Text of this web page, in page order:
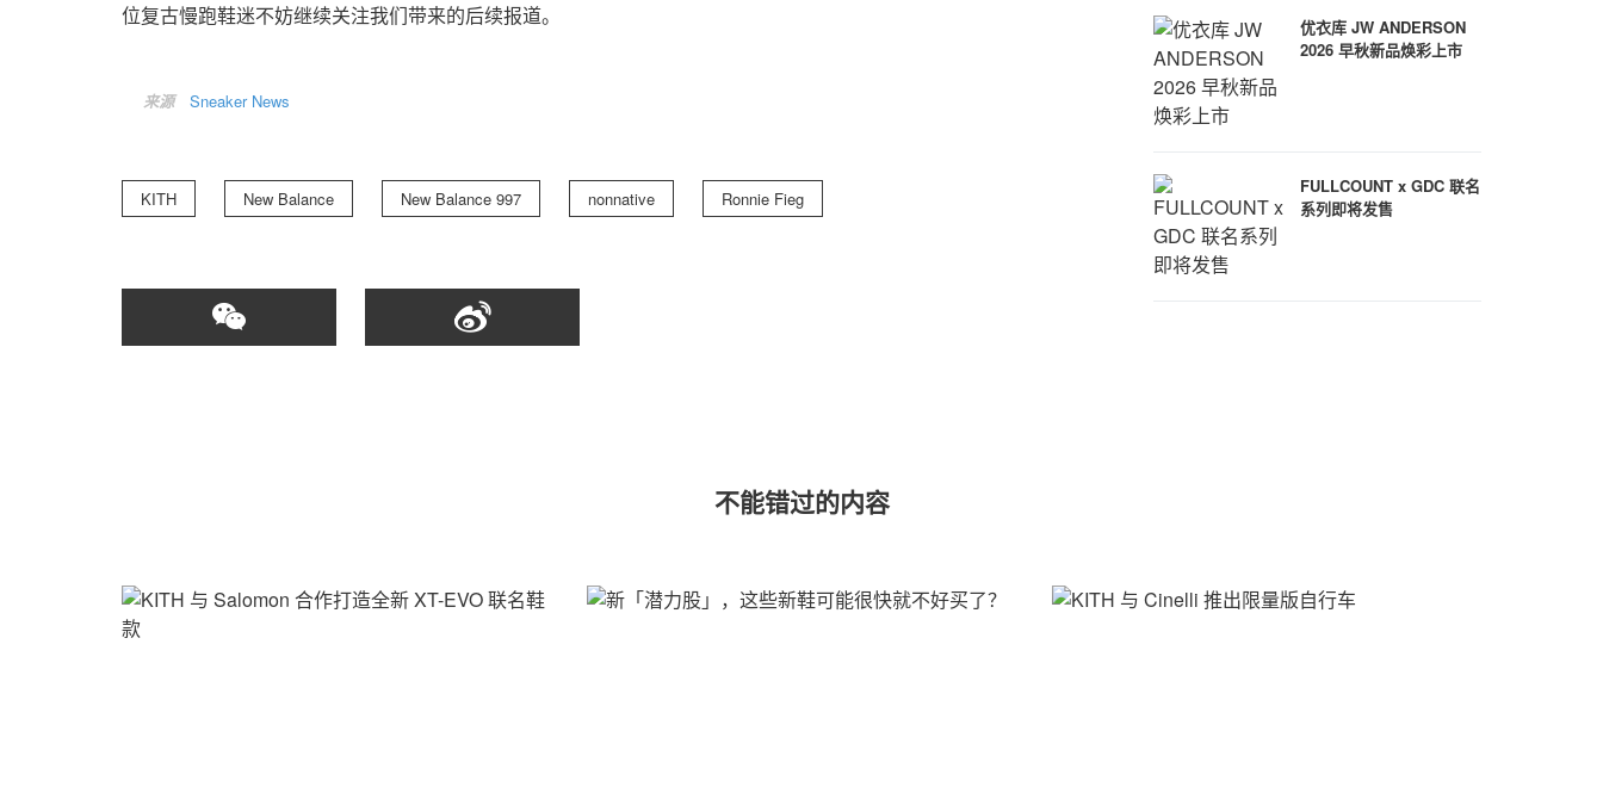
位复古慢跑鞋迷不妨继续关注我们带来的后续报道。
来源 Sneaker News
KITH New Balance New Balance 997 nonnative Ronnie Fieg
优衣库 JW ANDERSON
2026 早秋新品焕彩上市
FULLCOUNT x GDC 联名
系列即将发售
不能错过的内容